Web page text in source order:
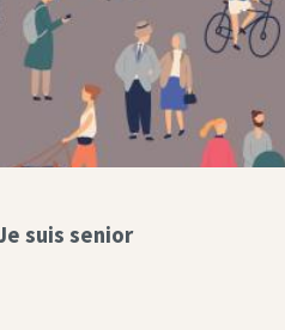
suis senior